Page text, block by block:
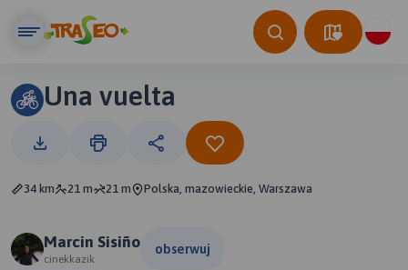
Una vuelta
34 km 21 m 21 m Polska, mazowieckie, Warszawa
Marcin Sisiño
cinekkazik
obserwuj